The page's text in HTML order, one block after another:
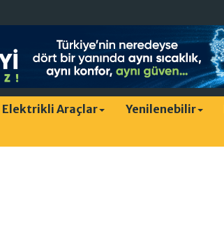
Elektrikli Araçlar Yenilenebilir